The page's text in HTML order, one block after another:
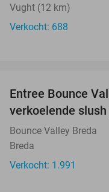
Vught (12 km)
Verkocht: 688
Entree Bounce
verkoelende
Bounce Valley Breda
Breda
Verkocht: 1.991